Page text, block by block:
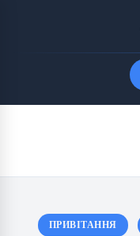
ПРИВІТАННЯ